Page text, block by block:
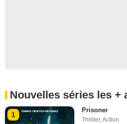
Nouvelles séries les +
1
Prisoner
Thriller,Action